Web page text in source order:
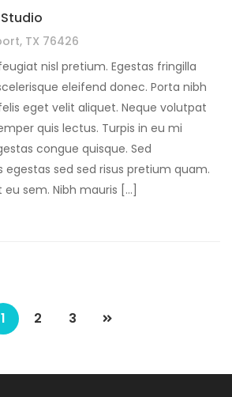
TX 76426
nisl pretium. Egestas fringilla
eleifend donec. Porta nibh
eget velit aliquet. Neque volutpat
quis lectus. Turpis in eu mi
congue quisque. Sed
sed sed risus pretium quam.
sem. Nibh mauris […]
1 2 3